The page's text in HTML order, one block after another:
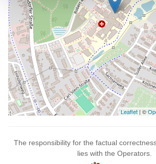
Leaflet| ©
The responsibility for the factual
lies with the Operators.